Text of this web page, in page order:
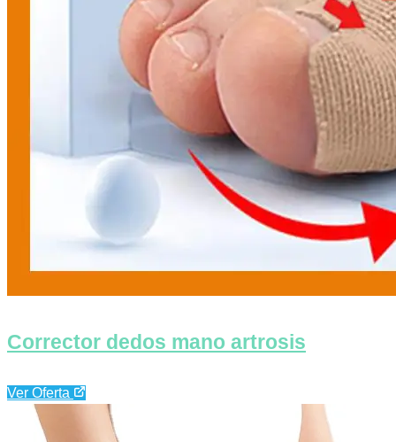
Corrector dedos mano artrosis
Ver Oferta